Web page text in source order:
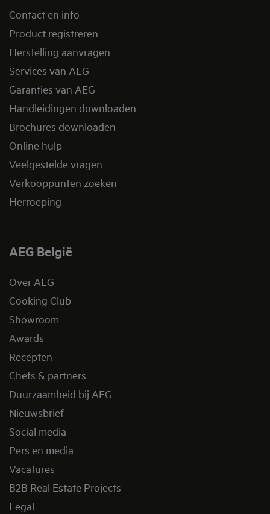
Contact en info
Product registreren
Herstelling aanvragen
Services van AEG
Garanties van AEG
Handleidingen downloaden
Brochures downloaden
Online hulp
Veelgestelde vragen
Verkooppunten zoeken
Herroeping
AEG België
Over AEG
Cooking Club
Showroom
Awards
Recepten
Chefs & partners
Duurzaamheid bij AEG
Nieuwsbrief
Social media
Pers en media
Vacatures
B2B Real Estate Projects
Legal